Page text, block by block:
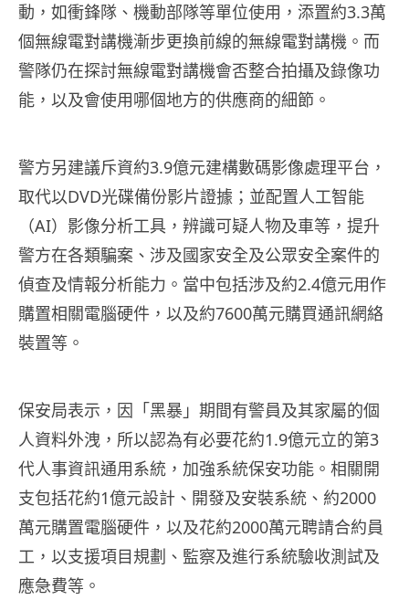
動，如衝鋒隊、機動部隊等單位使用，添置約3.3萬
個無線電對講機漸步更換前線的無線電對講機。而
警隊仍在探討無線電對講機會否整合拍攝及錄像功
能，以及會使用哪個地方的供應商的細節。
警方另建議斥資約3.9億元建構數碼影像處理平台，
取代以DVD光碟備份影片證據；並配置人工智能
（AI）影像分析工具，辨識可疑人物及車等，提升
警方在各類騙案、涉及國家安全及公眾安全案件的
偵查及情報分析能力。當中包括涉及約2.4億元用作
購置相關電腦硬件，以及約7600萬元購買通訊網絡
裝置等。
保安局表示，因「黑暴」期間有警員及其家屬的個
人資料外洩，所以認為有必要花約1.9億元立的第3
代人事資訊通用系統，加強系統保安功能。相關開
支包括花約1億元設計、開發及安裝系統、約2000
萬元購置電腦硬件，以及花約2000萬元聘請合約員
工，以支援項目規劃、監察及進行系統驗收測試及
應急費等。